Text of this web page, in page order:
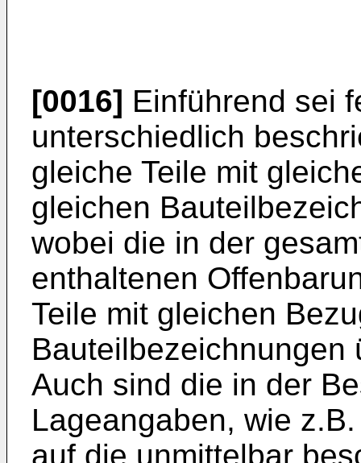
[0016] Einführend sei
unterschiedlich
gleiche Teile mit
gleichen
wobei die in der
enthaltenen
Teile mit gleichen
Bauteilbezeichnungen
Auch sind die in der
Lageangaben, wie
auf die unmittelbar